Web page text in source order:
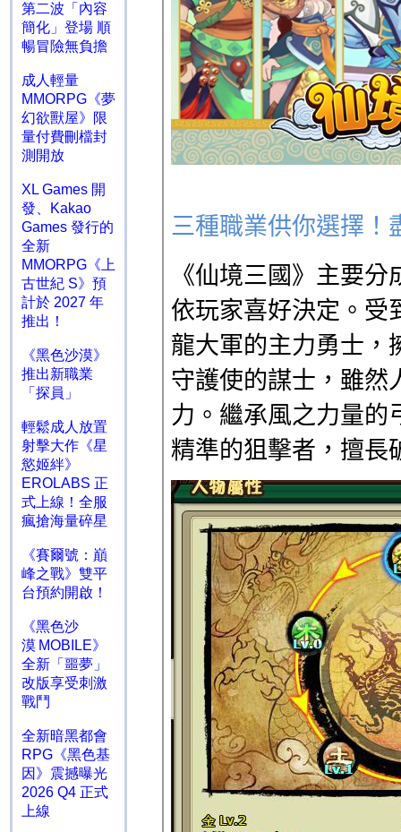
第二波「內容
簡化」登場 順
暢冒險無負擔
成人輕量
MMORPG《夢
幻欲獸屋》限
量付費刪檔封
測開放
XL Games 開
發、Kakao
Games 發行的
全新
MMORPG《上
古世紀 S》預
計於 2027 年
推出！
《黑色沙漠》
推出新職業
「探員」
輕鬆成人放置
射擊大作《星
慾姬絆》
EROLABS 正
式上線！全服
瘋搶海量碎星
《賽爾號：巔
峰之戰》雙平
台預約開啟！
《黑色沙
漠 MOBILE》
全新「噩夢」
改版享受刺激
戰鬥
全新暗黑都會
RPG《黑色基
因》震撼曝光
2026 Q4 正式
上線